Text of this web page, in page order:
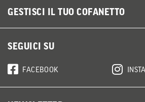
GESTISCI IL TUO COFANETTO
SEGUICI SU
FACEBOOK